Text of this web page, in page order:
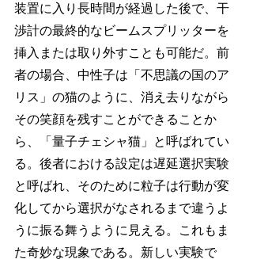
装置に入り長時間が経過した後で、干
渉計の最終的なビームスプリッターを
挿入または取り外すことも可能だ。前
者の場合、中性子は「不思議の国のア
リス」の猫のように、消え去りながら
その笑顔を残すことができることか
ら、「量子チェシャ猫」と呼ばれてい
る。後者における設定は遅延選択実験
と呼ばれ、そのために粒子は行動が変
化してから選択がなされるまで違うよ
うに振る舞うように見える。これもま
た奇妙な現象である。新しい実験で